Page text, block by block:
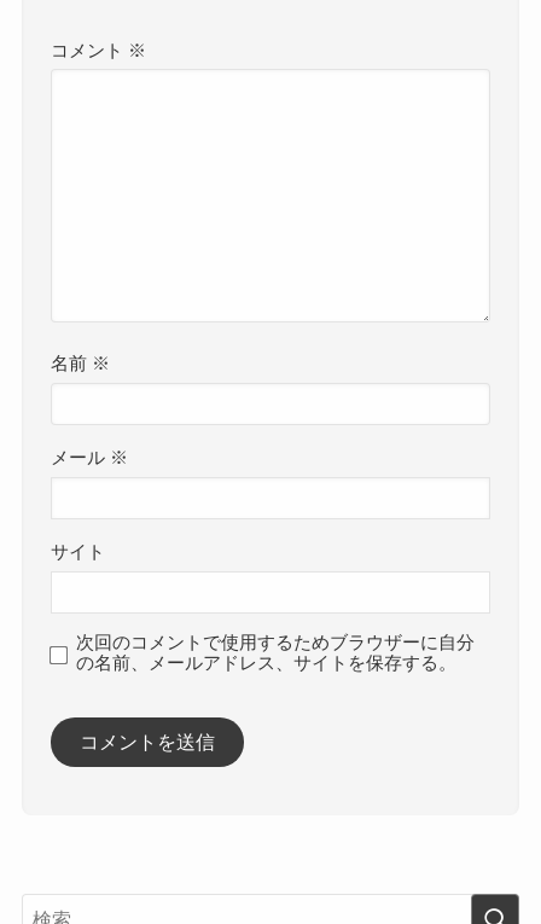
コメント ※
名前 ※
メール ※
サイト
次回のコメントで使用するためブラウザーに自分
の名前、メールアドレス、サイトを保存する。